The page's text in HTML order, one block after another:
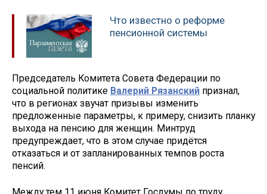
Что известно о реформе
пенсионной системы
Председатель Комитета Совета Федерации по
социальной политике Валерий Рязанский признал,
что в регионах звучат призывы изменить
предложенные параметры, к примеру, снизить планку
выхода на пенсию для женщин. Минтруд
предупреждает, что в этом случае придётся
отказаться и от запланированных темпов роста
пенсий.